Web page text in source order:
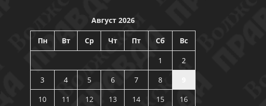
Август 2026
Пн Вт Ср Чт Пт Сб Вс
1
2
3
4 5 6 7 8
10
11 12 13 14 15
16